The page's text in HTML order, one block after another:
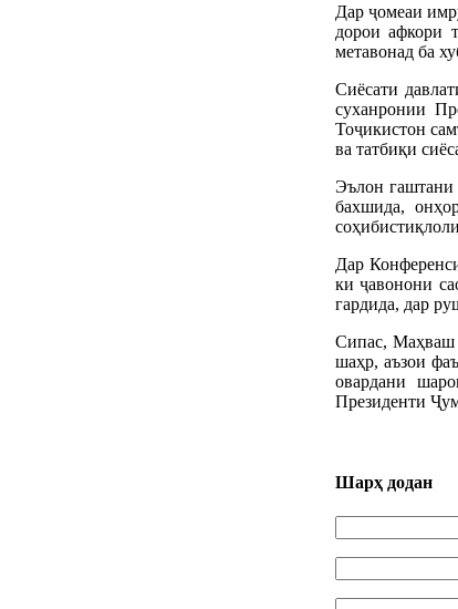
Дар ҷомеаи
дорои афкори
метавонад ба
Сиёсати
суханронии
Тоҷикистон
ва татбиқи
Эълон гаштани
бахшида,
Дар
ки ҷавонони
гардида, дар
Сипас, Маҳваш
шаҳр, аъзои
овардани
Президенти
Шарҳ додан